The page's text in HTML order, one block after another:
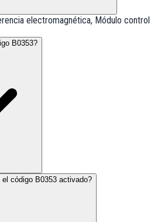
electromagnética, Módulo control
B0353?
código B0353 activado?